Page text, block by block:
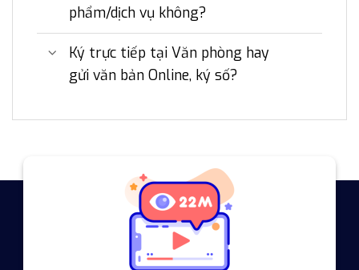
phẩm/dịch vụ không?
Ký trực tiếp tại Văn phòng hay
gửi văn bản Online, ký số?